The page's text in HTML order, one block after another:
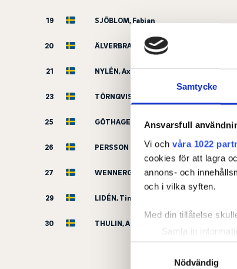
Samtycke
Ansvarsfull
Vi och våra 1022
cookies för att lagra
annons- och
och i vilka syften.
Med din tillåtelse
Samla in
Identifiera din
Ta reda på mer om
Nödvändig
19 SJÖBLOM, Fabian
20 ÄLVERBRANDT, Arvid
21 NYLÉN, Axel
23 TÖRNQVIST, Hugo
25 GÖTHAGER, Arvid
26 PERSSON LUND, Love
27 WENNERGREN, Theo
29 LIDÉN, Tim
30 THULIN, Arvid